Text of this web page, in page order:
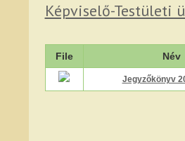
Képviselő-Testületi
File Név
Jegyzőkönyv